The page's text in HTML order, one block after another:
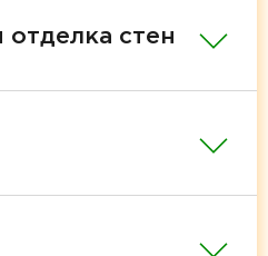
отделка стен